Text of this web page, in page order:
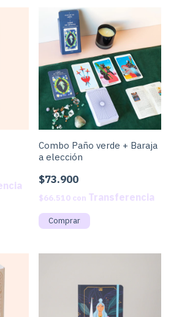
Combo Paño verde + Baraja
a elección
$73.900
$66.510 con
Comprar